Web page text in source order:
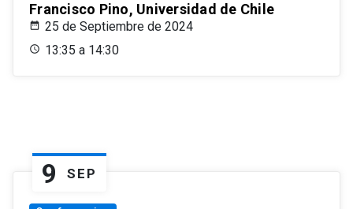
Francisco Pino, Universidad de Chile
25 de Septiembre de 2024
13:35 a 14:30
9 SEP